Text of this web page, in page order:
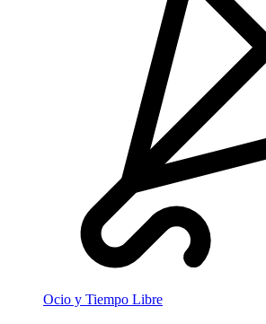
Ocio y Tiempo Libre